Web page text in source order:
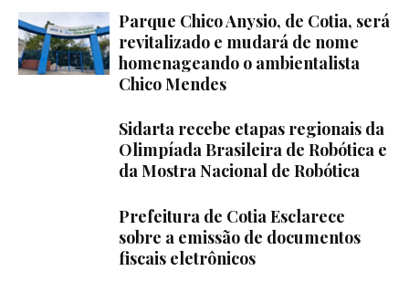
Parque Chico Anysio, de Cotia, será
revitalizado e mudará de nome
homenageando o ambientalista
Chico Mendes
Sidarta recebe etapas regionais da
Olimpíada Brasileira de Robótica e
da Mostra Nacional de Robótica
Prefeitura de Cotia Esclarece
sobre a emissão de documentos
fiscais eletrônicos